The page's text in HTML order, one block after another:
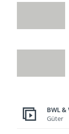
BWL &
Güter